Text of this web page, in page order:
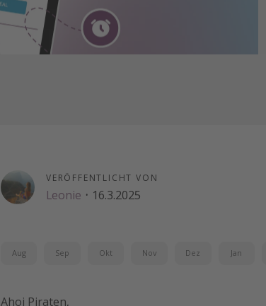
VERÖFFENTLICHT VON
Leonie · 16.3.2025
Aug Sep Okt Nov Dez Jan
Ahoi Piraten,